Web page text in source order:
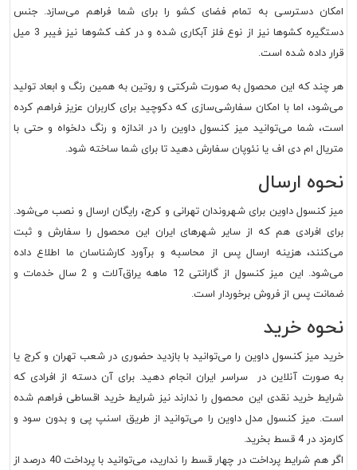
امکان دسترسی به تمام فضای کشو را برای شما فراهم می‌سازد. جنس
دستگیره کشوها نیز از نوع فلز آبکاری شده و در کف کشوها نیز فیبر 3 میل
قرار داده شده است.
هر چند که این محصول به صورت شرکتی و روتین به همین رنگ و ابعاد تولید
می‌شود، اما با امکان سفارشی‌سازی که دکوچید برای کاربران عزیز فراهم کرده
است، شما می‌توانید میز کنسول داوین را در اندازه و رنگ دلخواه و حتی با
متریال ام دی اف یا نئوپان سفارش دهید تا برای شما ساخته شود.
نحوه ارسال
میز کنسول داوین برای شهروندان تهرانی و کرج، رایگان ارسال و نصب می‌شود.
برای افرادی هم که از سایر شهرهای ایران این محصول را سفارش و ثبت
می‌کنند، هزینه ارسال پس از محاسبه و برآورد کارشناسان ما اطلاع داده
می‌شود. این میز کنسول از گارانتی 12 ماهه یراق‌آلات و 2 سال خدمات و
ضمانت پس از فروش برخوردار است.
نحوه خرید
خرید میز کنسول داوین را می‌توانید با بازدید حضوری در شعب تهران و کرج یا
به صورت آنلاین در سراسر ایران انجام دهید. برای آن دسته از افرادی که
شرایط خرید نقدی این محصول را ندارند نیز شرایط خرید اقساطی فراهم شده
است. میز کنسول مدل داوین را می‌توانید از طریق اسنپ پی و بدون سود و
کارمزد در 4 قسط بخرید.
اگر هم شرایط پرداخت در چهار قسط را ندارید، می‌توانید با پرداخت 40 درصد از